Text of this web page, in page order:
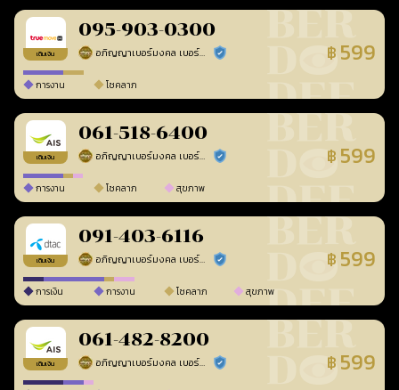
เติมเงิน
095-903-0300
อภิญญาเบอร์มงคล เบอร์สวยเลขศาสตร์ ร้านยืนยันแล้ว ฿ 599
การงาน โชคลาภ
เติมเงิน
061-518-6400
อภิญญาเบอร์มงคล เบอร์สวยเลขศาสตร์ ร้านยืนยันแล้ว ฿ 599
การงาน โชคลาภ สุขภาพ
เติมเงิน
091-403-6116
อภิญญาเบอร์มงคล เบอร์สวยเลขศาสตร์ ร้านยืนยันแล้ว ฿ 599
การเงิน การงาน โชคลาภ สุขภาพ
เติมเงิน
061-482-8200
อภิญญาเบอร์มงคล เบอร์สวยเลขศาสตร์ ร้านยืนยันแล้ว ฿ 599